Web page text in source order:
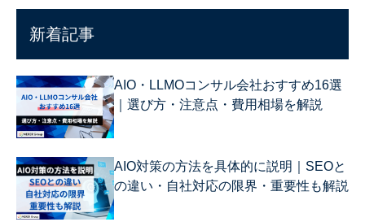
新着記事
AIO・LLMOコンサル会社おすすめ16選
｜選び方・注意点・費用相場を解説
AIO対策の方法を具体的に説明｜SEOと
の違い・自社対応の限界・重要性も解説